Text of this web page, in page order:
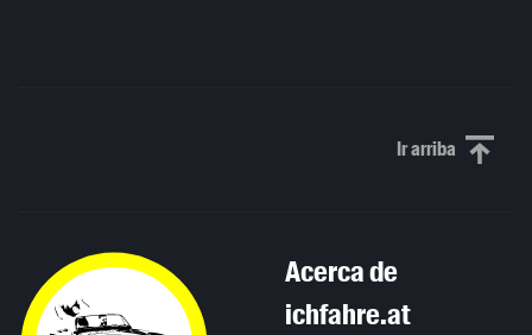
Ir arribaScroll to
Acerca de
ichfahre.at